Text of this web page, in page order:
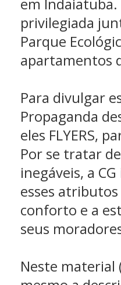
em
privilegiada
Parque
apartamentos
Para divulgar
Propaganda
eles FLYERS,
Por se tratar
inegáveis, a
esses
conforto e a
seus
Neste material